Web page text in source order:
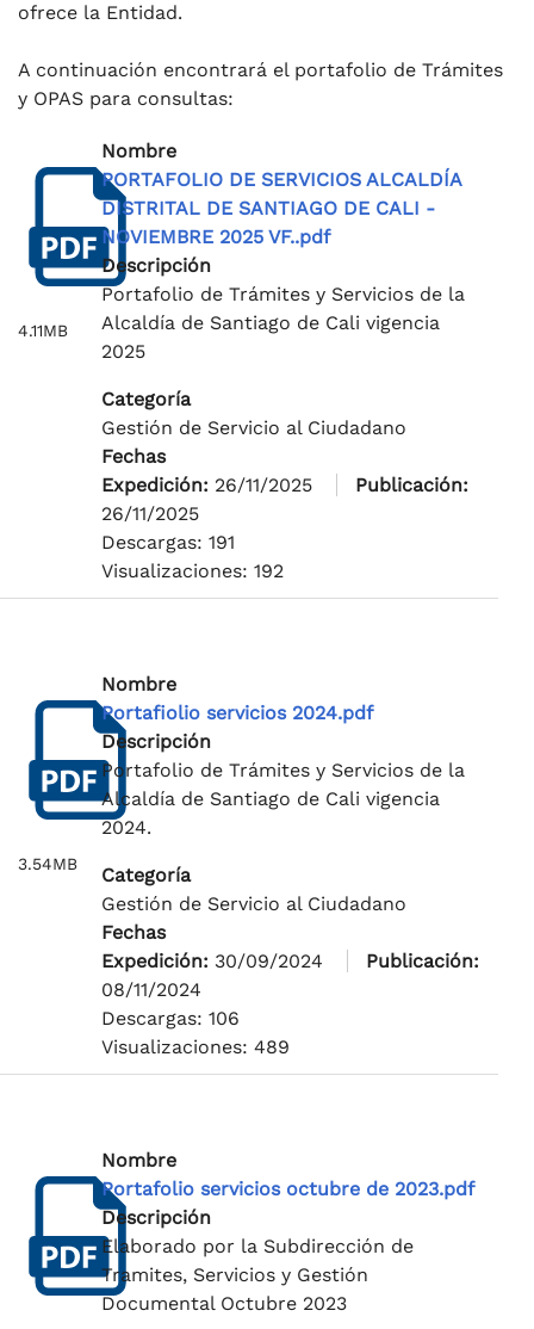
ofrece la Entidad.
A continuación encontrará el portafolio de Trámites
y OPAS para consultas:
4.11MB
Nombre
PORTAFOLIO DE SERVICIOS ALCALDÍA
DISTRITAL DE SANTIAGO DE CALI -
NOVIEMBRE 2025 VF..pdf
Descripción
Portafolio de Trámites y Servicios de la
Alcaldía de Santiago de Cali vigencia
2025
Categoría
Gestión de Servicio al Ciudadano
Fechas
Expedición: 26/11/2025
Publicación:
26/11/2025
Descargas: 191
Visualizaciones: 192
3.54MB
Nombre
Portafiolio servicios 2024.pdf
Descripción
Portafolio de Trámites y Servicios de la
Alcaldía de Santiago de Cali vigencia
2024.
Categoría
Gestión de Servicio al Ciudadano
Fechas
Expedición: 30/09/2024
Publicación:
08/11/2024
Descargas: 106
Visualizaciones: 489
Nombre
Portafolio servicios octubre de 2023.pdf
Descripción
Elaborado por la Subdirección de
Tramites, Servicios y Gestión
Documental Octubre 2023